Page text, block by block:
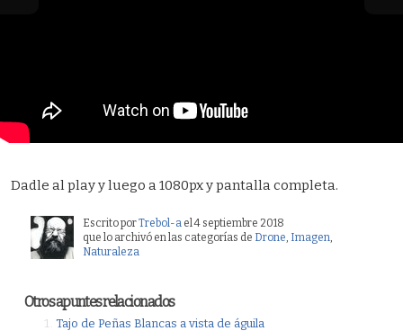
Dadle al play y luego a 1080px y pantalla completa.
Escrito porTrebol-a el 4 septiembre 2018
que lo archivó en las categorías de Drone, Imagen,
Naturaleza
Otros apuntes relacionados
Tajo de Peñas Blancas a vista de águila